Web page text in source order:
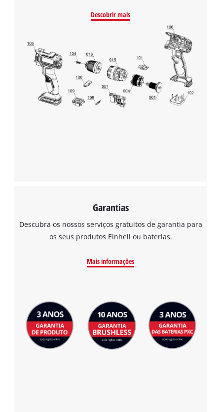
This content is not permitted to load due
to trackers that are not disclosed to the
visitor. The website owner needs to setup
the site with their CMP to add this content
to the list of technologies used.
Powered byUsercentrics Consent
Management Platform
Descobrir mais
Garantias
Descubra os nossos serviços gratuitos de garantia para
os seus produtos Einhell ou baterias.
Mais informações